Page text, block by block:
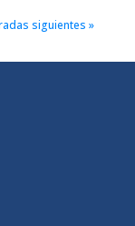
siguientes »